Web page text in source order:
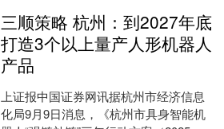
三顺策略 杭州：到2027年底
打造3个以上量产人形机器人
产品
上证报中国证券网讯据杭州市经济信息
化局9月9日消息，《杭州市具身智能机